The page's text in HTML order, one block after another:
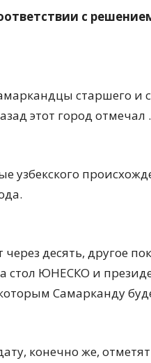
с
старшего
этот город отмечал
узбекского
через десять, другое
стол ЮНЕСКО и
Самарканду
конечно же,